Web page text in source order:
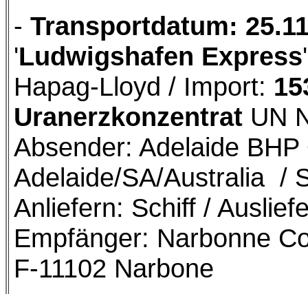
- Transportdatum:
'Ludwigshafen Express
Hapag-Lloyd / Import:
Uranerzkonzentrat UN
Absender: Adelaide
Adelaide/SA/Australia /
Anliefern: Schiff /
Empfänger: Narbonne
F-11102 Narbone